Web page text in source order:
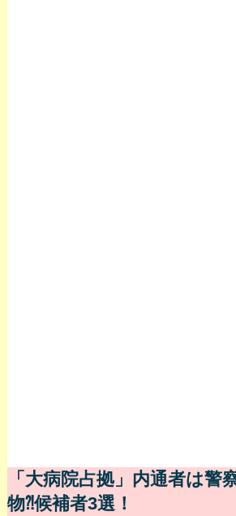
「大病院占拠」内通者は警
物⁈候補者3選！